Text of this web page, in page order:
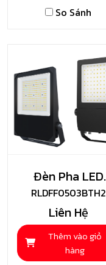
So Sánh
Đèn Pha LED
Chống Thấm
Toshiba
RLDFF0503BTH2
Liên Hệ
Thêm vào giỏ
hàng